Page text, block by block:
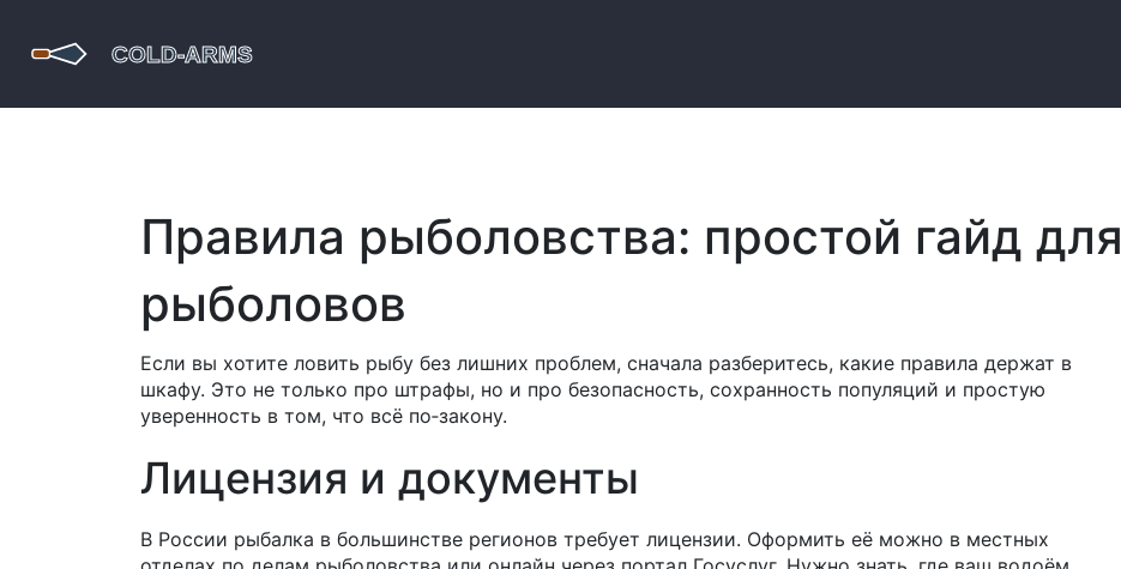
Правила рыболовства: простой гайд для
рыболовов
Если вы хотите ловить рыбу без лишних проблем, сначала разберитесь, какие правила держат в
шкафу. Это не только про штрафы, но и про безопасность, сохранность популяций и простую
уверенность в том, что всё по‑закону.
Лицензия и документы
В России рыбалка в большинстве регионов требует лицензии. Оформить её можно в местных